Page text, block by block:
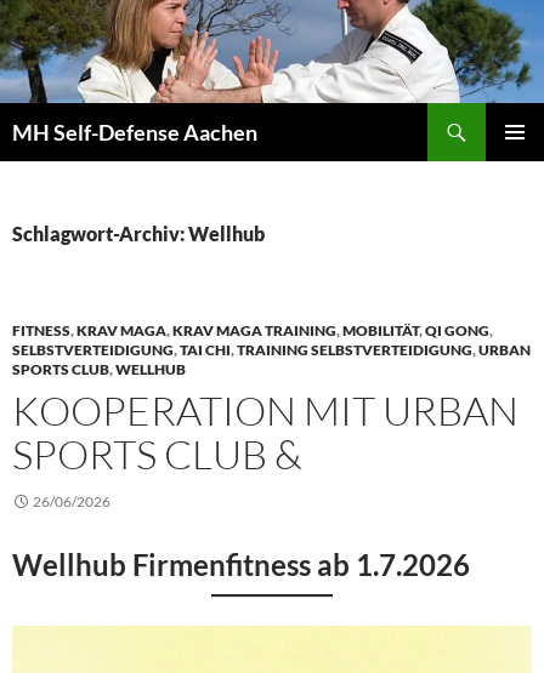
Zum
Inhalt
springen
MH Self-Defense Aachen
Schlagwort-Archiv: Wellhub
FITNESS,KRAV MAGA,KRAV MAGA TRAINING,MOBILITÄT,QI GONG,
SELBSTVERTEIDIGUNG,TAI CHI,TRAINING SELBSTVERTEIDIGUNG,URBAN
SPORTS CLUB,WELLHUB
KOOPERATION MIT URBAN
SPORTS CLUB &
26/06/2026
Wellhub Firmenfitness ab 1.7.2026